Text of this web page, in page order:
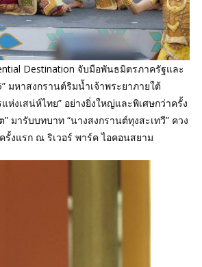
Destination จับมือพันธมิตรภาครัฐและ
มหาสงกรานต์ริมน้ำเจ้าพระยาภายใต้
งเสน่ห์ไทย” อย่างยิ่งใหญ่และพิเศษกว่าครั้ง
มารับบทบาท “นางสงกรานต์ทุงสะเทวี” ควง
งแรก ณ ริเวอร์ พาร์ค ไอคอนสยาม